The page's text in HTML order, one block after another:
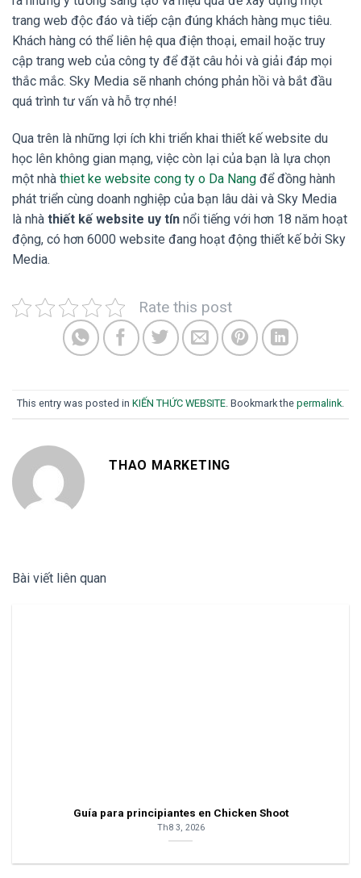
trang web độc đáo và tiếp cận đúng khách hàng mục tiêu.
Khách hàng có thể liên hệ qua điện thoại, email hoặc truy
cập trang web của công ty để đặt câu hỏi và giải đáp mọi
thắc mắc. Sky Media sẽ nhanh chóng phản hồi và bắt đầu
quá trình tư vấn và hỗ trợ nhé!
Qua trên là những lợi ích khi triển khai thiết kế website du
học lên không gian mạng, việc còn lại của bạn là lựa chọn
một nhà thiet ke website cong ty o Da Nang để đồng hành
phát triển cùng doanh nghiệp của bạn lâu dài và Sky Media
là nhà thiết kế website uy tín nổi tiếng với hơn 18 năm hoạt
động, có hơn 6000 website đang hoạt động thiết kế bởi Sky
Media.
Rate this post
This entry was posted in KIẾN THỨC WEBSITE . Bookmark the permalink
THAO MARKETING
Bài viết liên quan
Guía para principiantes en Chicken Shoot
Th8 3, 2026